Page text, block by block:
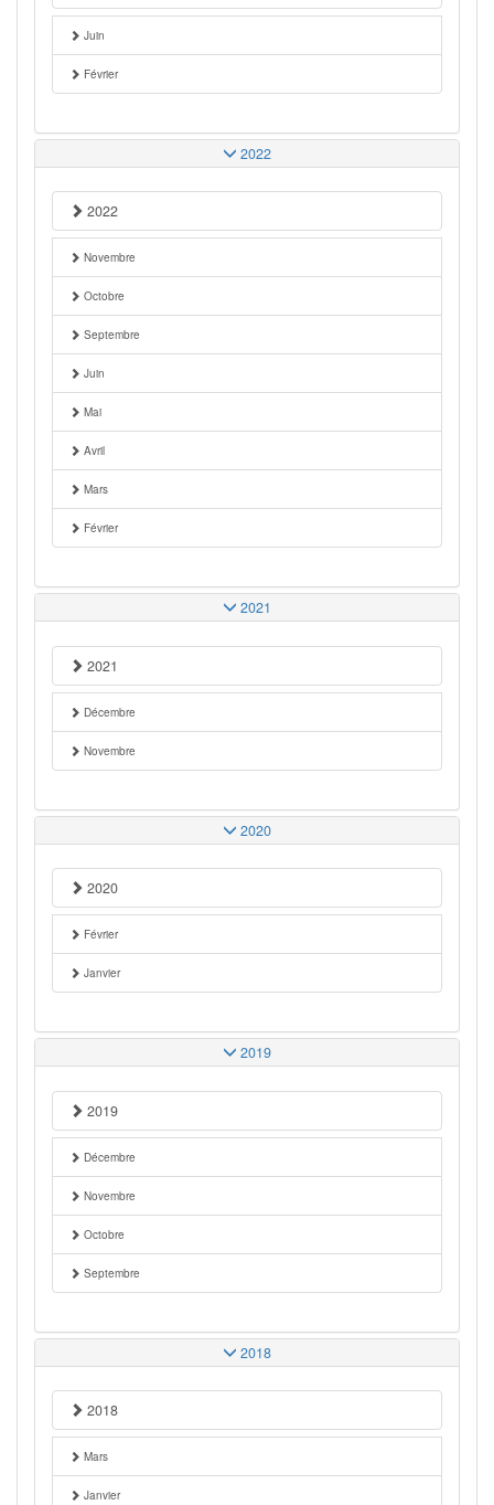
Juin
Février
2022
2022
Novembre
Octobre
Septembre
Juin
Mai
Avril
Mars
Février
2021
2021
Décembre
Novembre
2020
2020
Février
Janvier
2019
2019
Décembre
Novembre
Octobre
Septembre
2018
2018
Mars
Janvier